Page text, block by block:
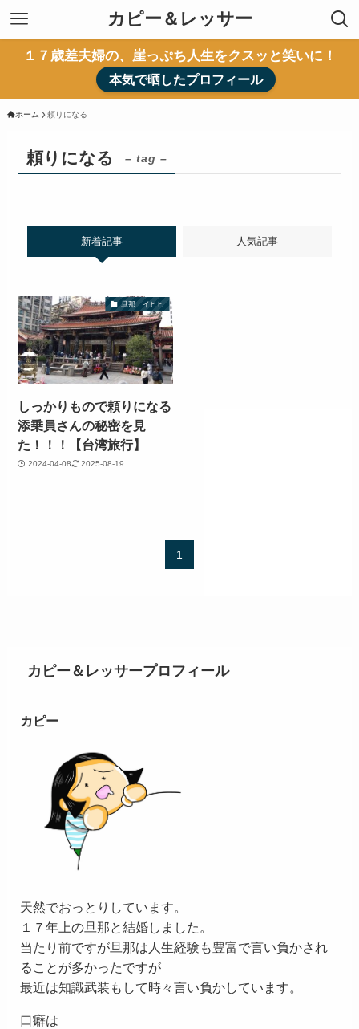
カピー＆レッサー
１７歳差夫婦の、崖っぷち人生をクスッと笑いに！
本気で晒したプロフィール
ホーム 頼りになる
頼りになる – tag –
新着記事 人気記事
旦那 イヒヒ
しっかりもので頼りになる
添乗員さんの秘密を見
た！！！【台湾旅行】
2024-04-08 2025-08-19
1
カピー＆レッサープロフィール
カピー
天然でおっとりしています。
１７年上の旦那と結婚しました。
当たり前ですが旦那は人生経験も豊富で言い負かされ
ることが多かったですが
最近は知識武装もして時々言い負かしています。
口癖は